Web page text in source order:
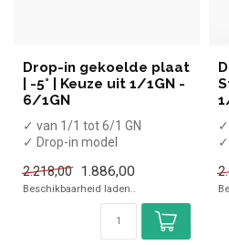
Drop-in gekoelde plaat
| -5° | Keuze uit 1/1GN -
6/1GN
✓ van 1/1 tot 6/1 GN
✓ Drop-in model
2.218,00
1.886,00
Beschikbaarheid laden..
✓